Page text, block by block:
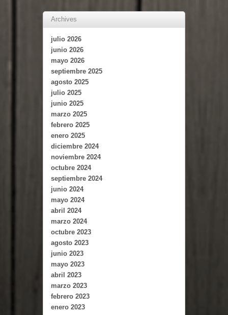
Archives
julio 2026
junio 2026
mayo 2026
septiembre 2025
agosto 2025
julio 2025
junio 2025
marzo 2025
febrero 2025
enero 2025
diciembre 2024
noviembre 2024
octubre 2024
septiembre 2024
junio 2024
mayo 2024
abril 2024
marzo 2024
octubre 2023
agosto 2023
junio 2023
mayo 2023
abril 2023
marzo 2023
febrero 2023
enero 2023